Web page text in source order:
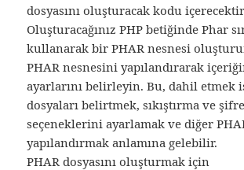
dosyasını oluşturacak kodu
Oluşturacağınız PHP betiğinde Phar
kullanarak bir PHAR nesnesi
PHAR nesnesini yapılandırarak
ayarlarını belirleyin. Bu, dahil etmek
dosyaları belirtmek, sıkıştırma ve
seçeneklerini ayarlamak ve diğer
yapılandırmak anlamına gelebilir.
PHAR dosyasını oluşturmak için